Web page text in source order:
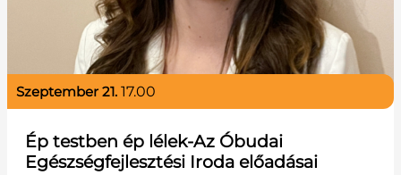
Ép testben ép lélek-Az Óbudai
Egészségfejlesztési Iroda előadásai
szeptember 21. 17.00